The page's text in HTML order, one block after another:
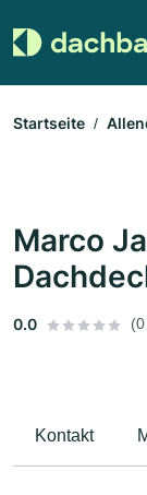
Startseite
Marco
0.0
Kontakt